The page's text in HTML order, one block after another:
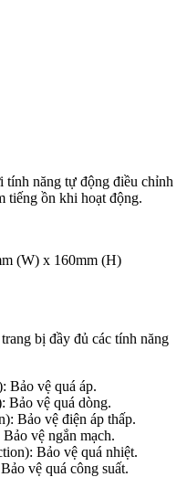
năng tự động điều chỉnh
tiếng ồn khi hoạt động.
(W) x 160mm (H)
bị đầy đủ các tính năng
Bảo vệ quá áp.
Bảo vệ quá dòng.
Bảo vệ điện áp thấp.
vệ ngắn mạch.
Bảo vệ quá nhiệt.
vệ quá công suất.